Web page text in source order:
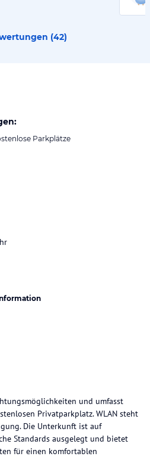
(42)
Parkplätze
und umfasst
Privatparkplatz. WLAN steht
Die Unterkunft ist auf
Standards ausgelegt und bietet
für einen komfortablen